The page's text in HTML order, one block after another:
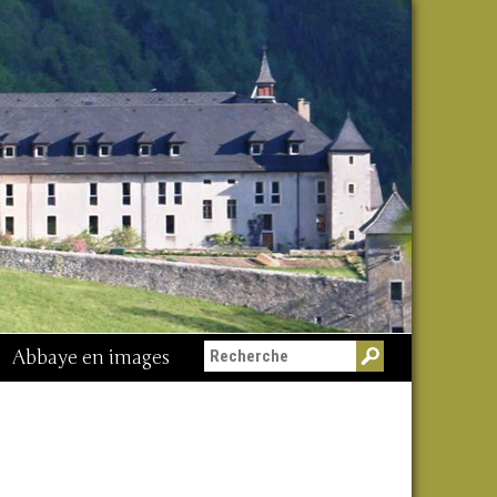
Abbaye en images